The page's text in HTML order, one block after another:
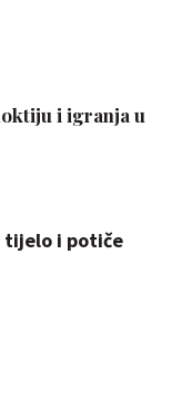
i igranja u
tijelo i potiče